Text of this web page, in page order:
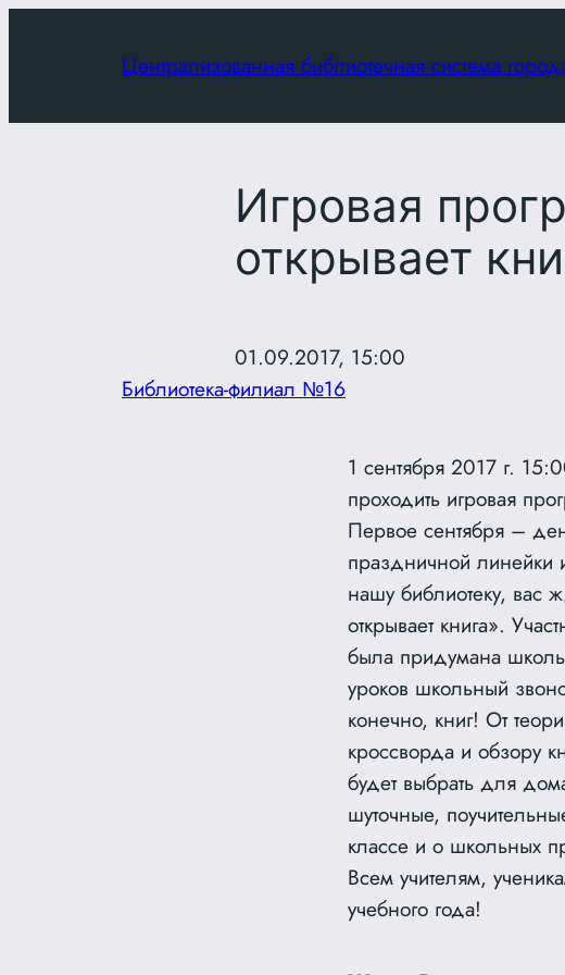
Централизованная библиотечная система
Игровая
открывает
01.09.2017, 15:00
Библиотека-филиал №16
1 сентября 2017 г.
проходить игровая
Первое сентября –
праздничной линейки
нашу библиотеку, вас
открывает книга».
была придумана
уроков школьный
конечно, книг! От
кроссворда и обзору
будет выбрать для
шуточные,
классе и о школьных
Всем учителям,
учебного года!